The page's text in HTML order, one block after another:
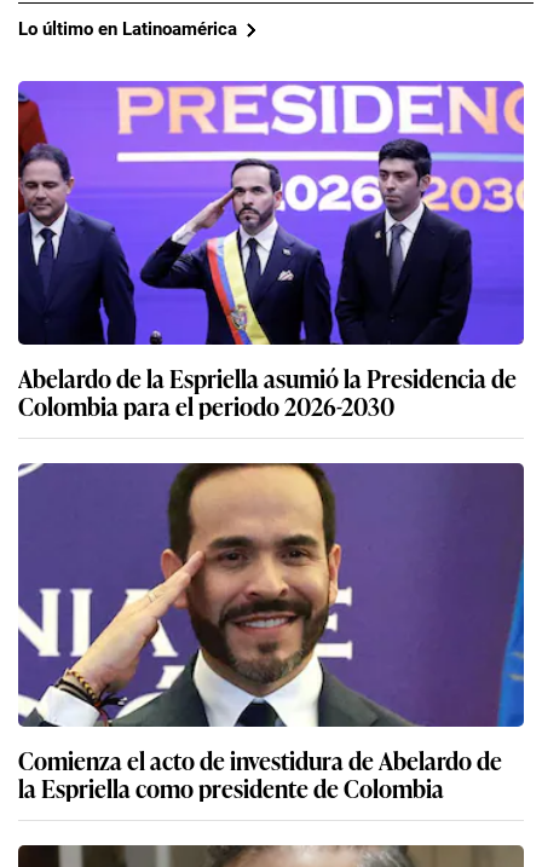
Lo último en Latinoamérica
Abelardo de la Espriella asumió la Presidencia de
Colombia para el periodo 2026-2030
Comienza el acto de investidura de Abelardo de
la Espriella como presidente de Colombia